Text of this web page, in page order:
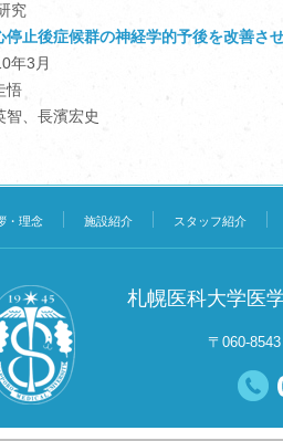
究
停止後症候群の神経学的予後を改善さ
年3月
悟
智、長濱宏史
・理念 施設紹介 スタッフ紹介
札幌医科大学医
〒060-